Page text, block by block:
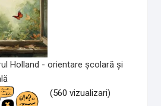
Holland - orientare școlară și
(560 vizualizari)